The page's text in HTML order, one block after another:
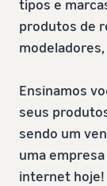
tipos e
produtos de
Ensinamos
seus
sendo um
uma
internet hoje!